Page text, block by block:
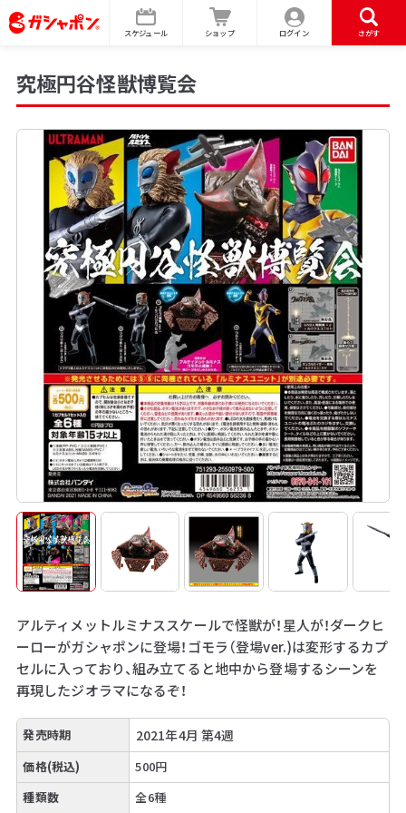
スケジュール ショップ ログイン さがす
究極円谷怪獣博覧会
アルティメットルミナススケールで怪獣が！星人が！ダークヒ
ーローがガシャポンに登場！ゴモラ（登場ver.)は変形するカプ
セルに入っており、組み立てると地中から登場するシーンを
再現したジオラマになるぞ！
発売時期 2021年4月 第4週
価格(税込)
500円
種類数
全6種